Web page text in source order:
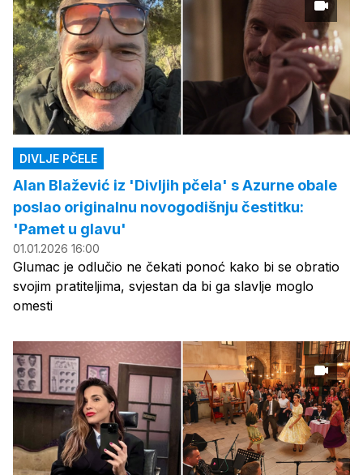
DIVLJE PČELE
Alan Blažević iz 'Divljih pčela' s Azurne obale
poslao originalnu novogodišnju čestitku:
'Pamet u glavu'
01.01.2026 16:00
Glumac je odlučio ne čekati ponoć kako bi se obratio
svojim pratiteljima, svjestan da bi ga slavlje moglo
omesti